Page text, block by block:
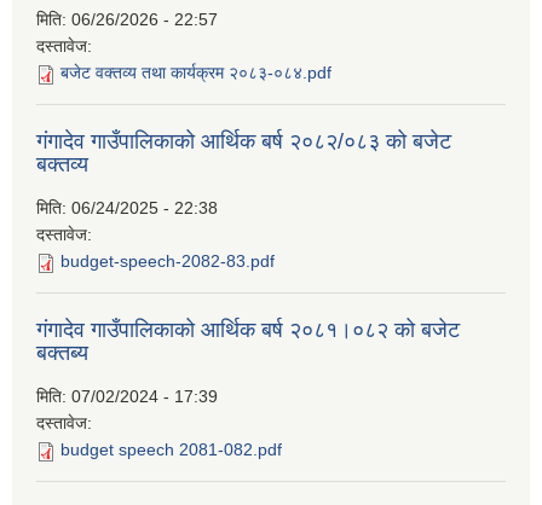
मिति: 06/26/2026 - 22:57
दस्तावेज:
बजेट वक्तव्य तथा कार्यक्रम २०८३-०८४.pdf
गंगादेव गाउँपालिकाको आर्थिक बर्ष २०८२/०८३ को बजेट
बक्तव्य
मिति: 06/24/2025 - 22:38
दस्तावेज:
budget-speech-2082-83.pdf
गंगादेव गाउँपालिकाको आर्थिक बर्ष २०८१।०८२ को बजेट
बक्तब्य
मिति: 07/02/2024 - 17:39
दस्तावेज:
budget speech 2081-082.pdf